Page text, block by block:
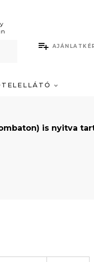
is nyitva